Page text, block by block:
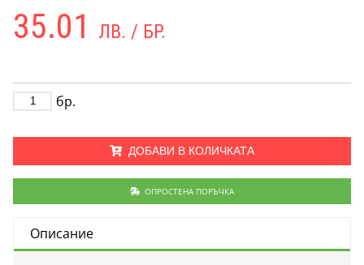
35.01 ЛВ. / БР.
бр.
ДОБАВИ В КОЛИЧКАТА
ОПРОСТЕНА ПОРЪЧКА
Описание